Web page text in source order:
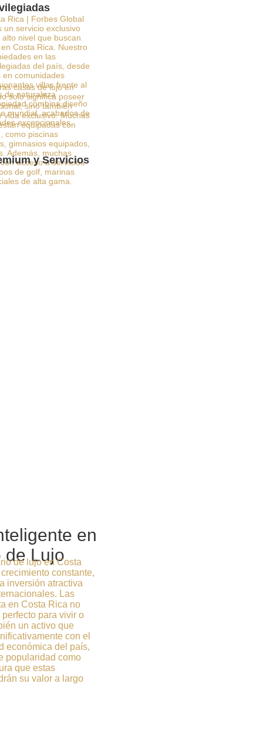
Rica | Forbes Global
un servicio exclusivo
nivel que buscan
Costa Rica. Nuestro
en las
del país, desde
en comunidades
villas frente al
de naturaleza
combina diseño
mundial, acabados de
excepcionales.
casas de lujo en
solo significa poseer
sino también
vida exclusivo. Muchas
equipadas con
como piscinas
gimnasios equipados,
Además, muchas
acceso a servicios
de golf, marinas
de alta gama.
y Servicios
en
de Lujo
de lujo en Costa
constante,
inversión atractiva
Las
en Costa Rica no
para vivir o
un activo que
con el
económica del país,
popularidad como
que estas
su valor a largo